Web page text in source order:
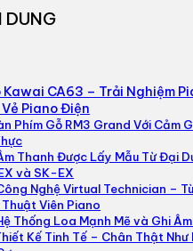
DUNG
CA63 – Trải Nghiệm
Piano Điện
Phím Gỗ RM3 Grand Với Cảm
Thanh Được Lấy Mẫu Từ Đại
và SK-EX
Nghệ Virtual Technician –
Viên Piano
Thống Loa Mạnh Mẽ và Ghi
Kế Tinh Tế – Chân Thật Như